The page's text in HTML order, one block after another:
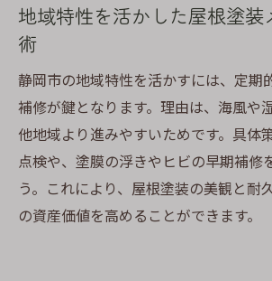
地域特性を活かした屋根塗装
術
静岡市の地域特性を活かすには、定期
補修が鍵となります。理由は、海風や
他地域より進みやすいためです。具体
点検や、塗膜の浮きやヒビの早期補修
う。これにより、屋根塗装の美観と耐
の資産価値を高めることができます。